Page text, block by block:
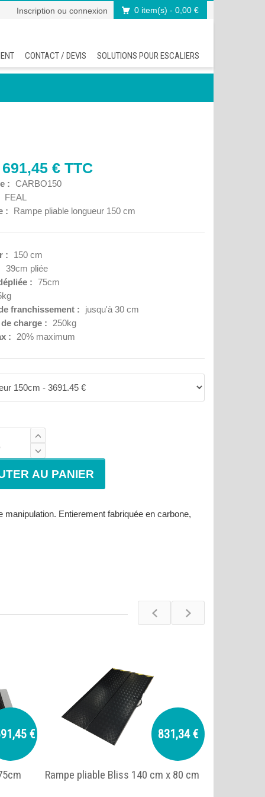
0 item(s) - 0,00 €
Inscription ou connexion
CONTACT / DEVIS SOLUTIONS POUR ESCALIERS
€ TTC
:
CARBO150
FEAL
:
Rampe pliable longueur 150 cm
:
150 cm
39cm pliée
:
75cm
franchissement :
jusqu'à 30 cm
charge :
250kg
:
20% maximum
Entierement fabriquée en carbone,
€ 831,34 €
Rampe pliable Bliss 140 cm x 80 cm